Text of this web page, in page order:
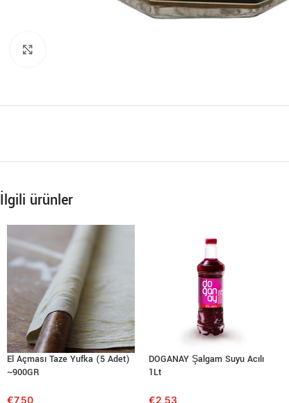
İlgili ürünler
El Açması Taze Yufka (5 Adet)
~900GR
€7,50
DOGANAY Şalgam Suyu Acılı
1Lt
€2,53